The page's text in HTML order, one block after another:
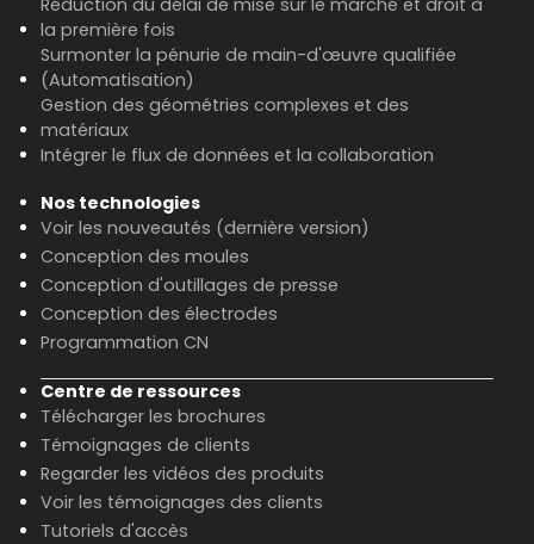
la première fois
Surmonter la pénurie de main-d'œuvre qualifiée
(Automatisation)
Gestion des géométries complexes et des
matériaux
Intégrer le flux de données et la collaboration
Nos technologies
Voir les nouveautés (dernière version)
Conception des moules
Conception d'outillages de presse
Conception des électrodes
Programmation CN
Centre de ressources
Télécharger les brochures
Témoignages de clients
Regarder les vidéos des produits
Voir les témoignages des clients
Tutoriels d'accès